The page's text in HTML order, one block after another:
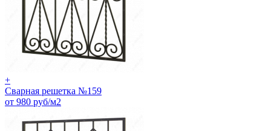
+
Сварная решетка №159
от 980 руб/м2